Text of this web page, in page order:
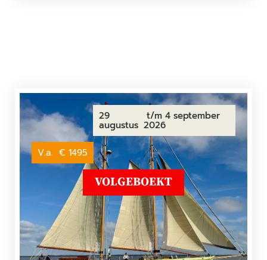
29
augustus
t/m 4 september
2026
V.a. € 1495
VOLGEBOEKT